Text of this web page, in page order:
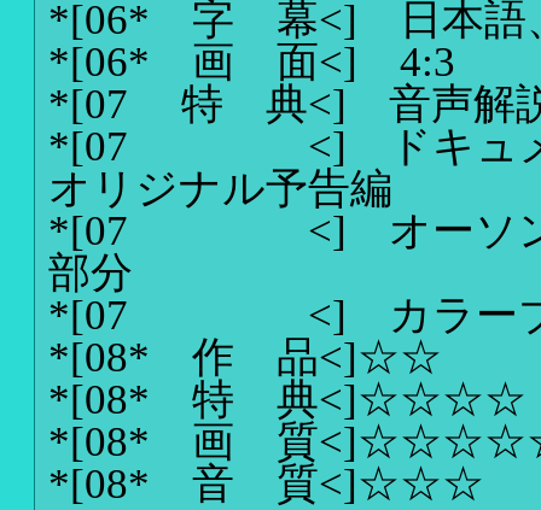
*[06* 字 幕<]
日本
*[06* 画 面<]4:3
*[07 特 典<]音声解
*[07 <]
ドキ
オリジナル予告編
*[07 <] オーソ
部分
*[07 <]
カラー
*[08* 作 品<]☆☆
*[08* 特 典<]☆☆☆☆
*[08* 画 質<]
*[08* 音 質<]☆☆☆